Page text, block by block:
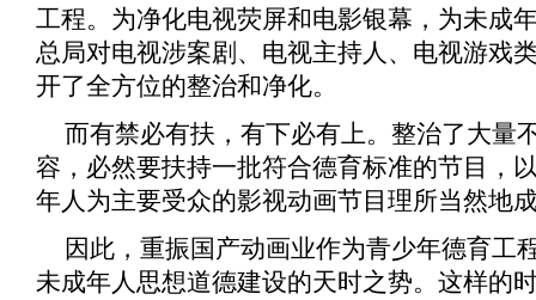
工程。为净化电视荧屏和电影银幕，为未成
总局对电视涉案剧、电视主持人、电视游戏
开了全方位的整治和净化。
而有禁必有扶，有下必有上。整治了大量
容，必然要扶持一批符合德育标准的节目，
年人为主要受众的影视动画节目理所当然地
因此，重振国产动画业作为青少年德育工
未成年人思想道德建设的天时之势。这样的